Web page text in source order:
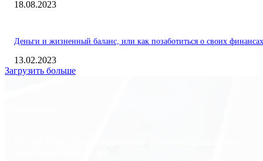
18.08.2023
Деньги и жизненный баланс, или как позаботиться о своих финансах
13.02.2023
Загрузить больше